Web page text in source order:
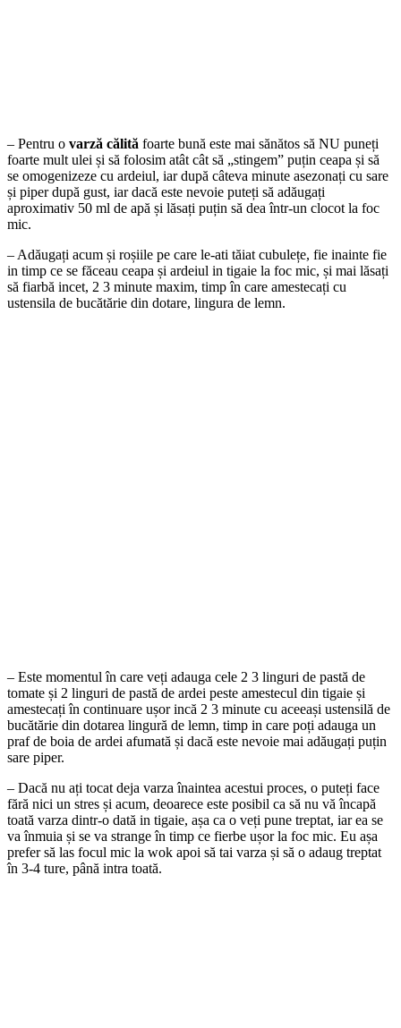
– Pentru o varză călită foarte bună este mai sănătos să NU puneți
foarte mult ulei și să folosim atât cât să „stingem” puțin ceapa și să
se omogenizeze cu ardeiul, iar după câteva minute asezonați cu sare
și piper după gust, iar dacă este nevoie puteți să adăugați
aproximativ 50 ml de apă și lăsați puțin să dea într-un clocot la foc
mic.
– Adăugați acum și roșiile pe care le-ati tăiat cubulețe, fie inainte fie
in timp ce se făceau ceapa și ardeiul in tigaie la foc mic, și mai lăsați
să fiarbă incet, 2 3 minute maxim, timp în care amestecați cu
ustensila de bucătărie din dotare, lingura de lemn.
– Este momentul în care veți adauga cele 2 3 linguri de pastă de
tomate și 2 linguri de pastă de ardei peste amestecul din tigaie și
amestecați în continuare ușor incă 2 3 minute cu aceeași ustensilă de
bucătărie din dotarea lingură de lemn, timp in care poți adauga un
praf de boia de ardei afumată și dacă este nevoie mai adăugați puțin
sare piper.
– Dacă nu ați tocat deja varza înaintea acestui proces, o puteți face
fără nici un stres și acum, deoarece este posibil ca să nu vă încapă
toată varza dintr-o dată in tigaie, așa ca o veți pune treptat, iar ea se
va înmuia și se va strange în timp ce fierbe ușor la foc mic. Eu așa
prefer să las focul mic la wok apoi să tai varza și să o adaug treptat
în 3-4 ture, până intra toată.